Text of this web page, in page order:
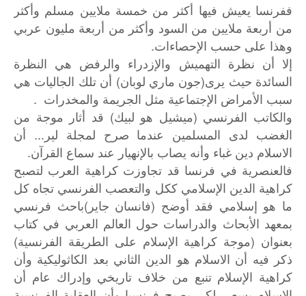
ففرنسا يعيش فيها أكثر من خمسة ملايين مسلم وأكثر
من أربعة ملايين من السود وأكثر من أربعة مليون عربي
وهذا على حسب الإحصاءات.
إلا أن نظرة التهميش والإزدراء والرفض هي النظرة
السائدة حيث يرى(جون ماري لوبان) أن تلك الجاليات هي
سبب الأمراض الإجتماعية مثل الجريمة والمخدرات .
والكاتب الفرنسي (ميشيل هو لبيك) قد أثار موجة من
الغضب لدى المسلمين عندما صرح لمجلة لير... أن
الاسلام دين غباء وأنه يصاب بالإنهيار عند سماع القرآن.
فالعنصرية في فرنسا قد تجاوزت كراهية العرب لتصبح
كراهية الدين الإسلامي ككل والتعصب الفرنسي تجاه كل
ما هو إسلامي فقد أوضح (فانسان جاير)باحث فرنسي
بمعهد الأبحاث والدراسات حول العالم العربي في كتاب
بعنوان (موجة كراهية الإسلام على الطريقة الفرنسية)
ذكر فيه أن الاسلام هو الدين الثاني بعد الكاثوليكية وأن
كراهية الإسلام تنبع من خلاف تاريخي وإدراك عام أن